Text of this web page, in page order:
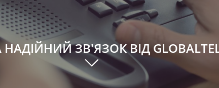
ЗВ'ЯЗОК ВІД